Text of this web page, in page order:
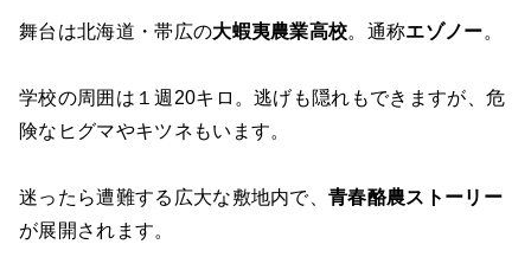
舞台は北海道・帯広の大蝦夷農業高校。通称エゾノー。
学校の周囲は１週20キロ。逃げも隠れもできますが、危
険なヒグマやキツネもいます。
迷ったら遭難する広大な敷地内で、青春酪農ストーリー
が展開されます。